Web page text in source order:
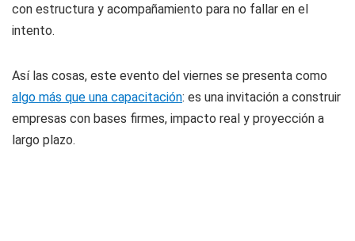
con estructura y acompañamiento para no fallar en el
intento.
Así las cosas, este evento del viernes se presenta como
algo más que una capacitación: es una invitación a construir
empresas con bases firmes, impacto real y proyección a
largo plazo.